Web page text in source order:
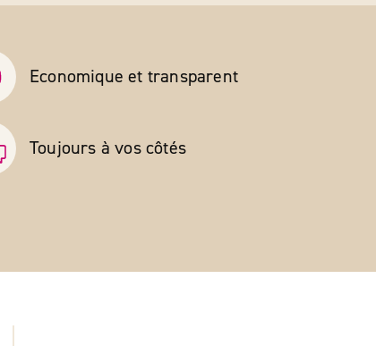
Economique et transparent
Toujours à vos côtés